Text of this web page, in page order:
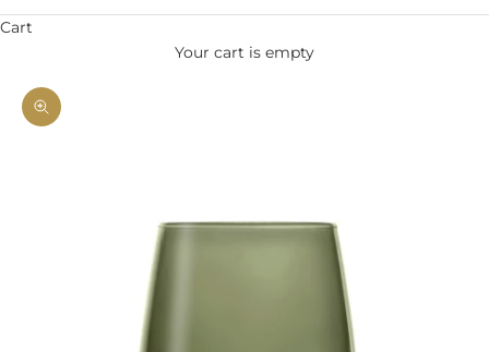
Cart
Your cart is empty
Zoom picture